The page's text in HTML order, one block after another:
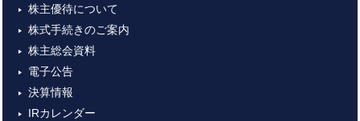
株主優待について
株式手続きのご案内
株主総会資料
電子公告
決算情報
IRカレンダー